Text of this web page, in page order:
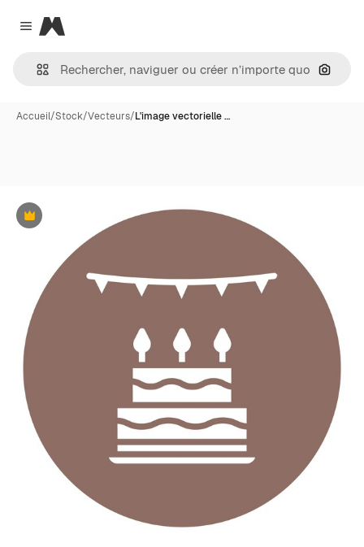
Close menu
Magnific
Accueil/Stock/Vecteurs/L'image vectorielle …
Premium